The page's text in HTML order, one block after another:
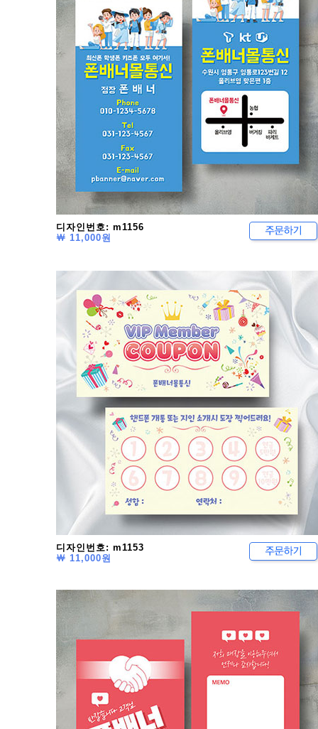
디자인번호: m1156
￦ 11,000원
디자인번호: m1153
￦ 11,000원